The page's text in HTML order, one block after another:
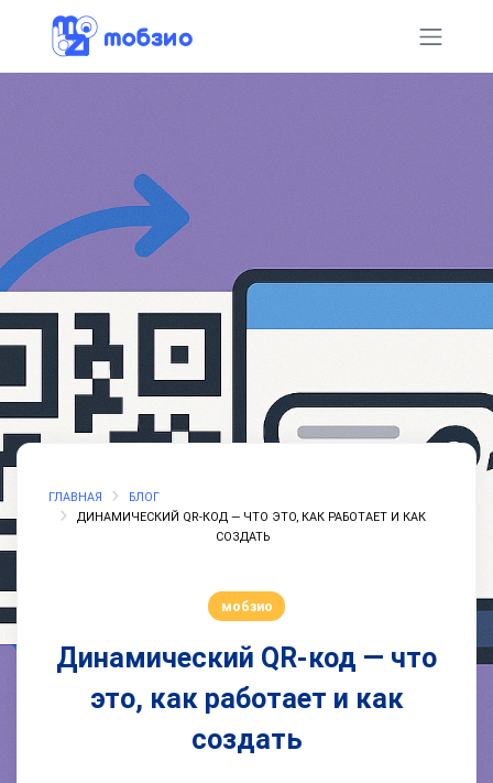
ГЛАВНАЯ
БЛОГ
ДИНАМИЧЕСКИЙ QR-КОД — ЧТО ЭТО, КАК РАБОТАЕТ И КАК
СОЗДАТЬ
мобзио
Динамический QR-код — что
это, как работает и как
создать